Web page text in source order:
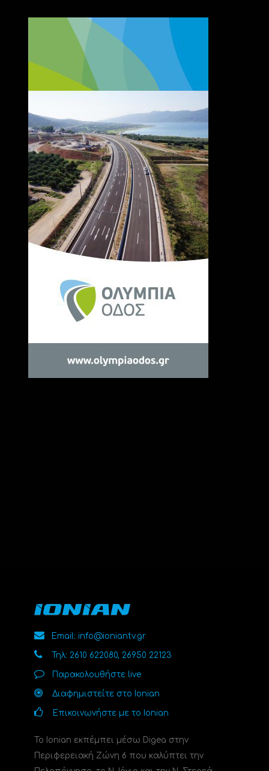
Email: info@ioniantv.gr
Τηλ: 2610 622080, 26950 22123
Παρακολουθήστε live
Διαφημιστείτε στο Ionian
Επικοινωνήστε με το Ionian
Το Ionian εκπέμπει μέσω Digea στην
Περιφερειακή Ζώνη 6 που καλύπτει την